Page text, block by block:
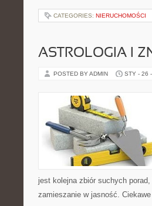
CATEGORIES: NIERUCHOMOŚCI
ASTROLOGIA I
POSTED BY ADMIN STY - 26
jest kolejna zbiór suchych
zamieszanie w jasność.